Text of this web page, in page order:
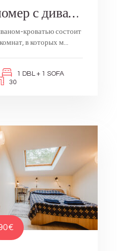
Семейный номер с диваном-кроватью
кроватью состоит
в которых м...
1 DBL + 1 SOFA
30